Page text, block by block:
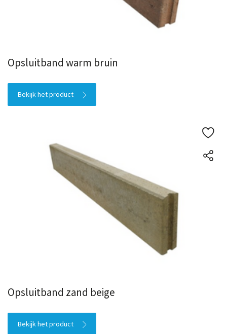
Opsluitband warm bruin
Bekijk het product
Opsluitband zand beige
Bekijk het product